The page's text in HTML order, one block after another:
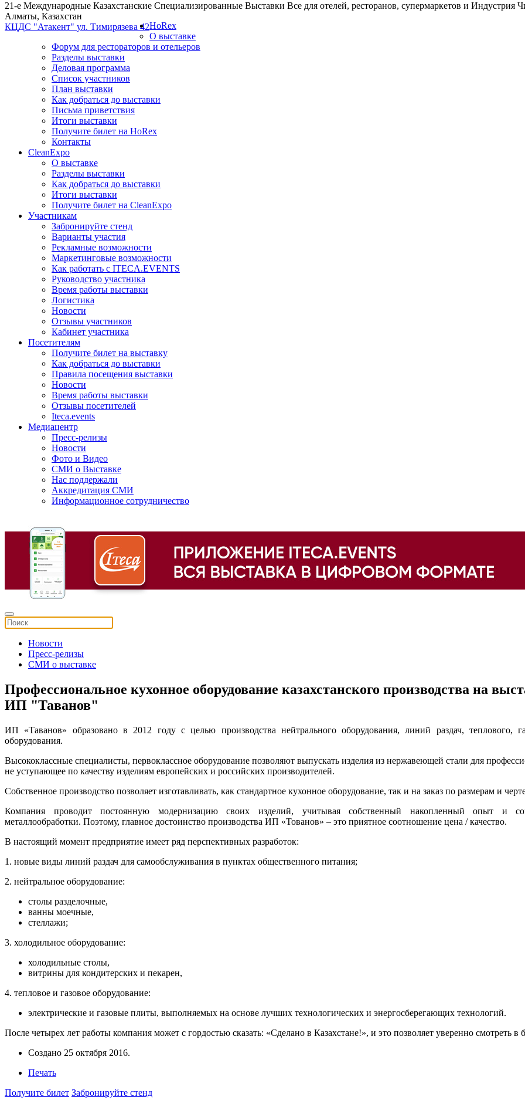
21-е Международные Казахстанские Специализированные Выставки Все для отелей, ресторанов, супермаркетов и Индустрия
Алматы, Казахстан
КЦДС "Атакент" ул. Тимирязева 42HoRex
О выставке
Форум для рестораторов и отельеров
Разделы выставки
Деловая программа
Список участников
План выставки
Как добраться до выставки
Письма приветствия
Итоги выставки
Получите билет на HoRex
Контакты
CleanExpo
О выставке
Разделы выставки
Как добраться до выставки
Итоги выставки
Получите билет на CleanExpo
Участникам
Забронируйте стенд
Варианты участия
Рекламные возможности
Маркетинговые возможности
Как работать с ITECA.EVENTS
Руководство участника
Время работы выставки
Логистика
Новости
Отзывы участников
Кабинет участника
Посетителям
Получите билет на выставку
Как добраться до выставки
Правила посещения выставки
Новости
Время работы выставки
Отзывы посетителей
Iteca.events
Медиацентр
Пресс-релизы
Новости
Фото и Видео
СМИ о Выставке
Нас поддержали
Аккредитация СМИ
Информационное сотрудничество
Новости
Пресс-релизы
СМИ о выставке
Профессиональное кухонное оборудование казахстанского производства на
ИП "Таванов"
ИП «Таванов» образовано в 2012 году с целью производства нейтрального оборудования, линий раздач, теплового,
оборудования.
Высококлассные специалисты, первоклассное оборудование позволяют выпускать изделия из нержавеющей стали для
не уступающее по качеству изделиям европейских и российских производителей.
Собственное производство позволяет изготавливать, как стандартное кухонное оборудование, так и на заказ по размерам и
Компания проводит постоянную модернизацию своих изделий, учитывая собственный накопленный опыт и
металлообработки. Поэтому, главное достоинство производства ИП «Тованов» – это приятное соотношение цена / качество.
В настоящий момент предприятие имеет ряд перспективных разработок:
1. новые виды линий раздач для самообслуживания в пунктах общественного питания;
2. нейтральное оборудование:
столы разделочные,
ванны моечные,
стеллажи;
3. холодильное оборудование:
холодильные столы,
витрины для кондитерских и пекарен,
4. тепловое и газовое оборудование:
электрические и газовые плиты, выполняемых на основе лучших технологических и энергосберегающих технологий.
После четырех лет работы компания может с гордостью сказать: «Сделано в Казахстане!», и это позволяет уверенно смотреть в
Создано 25 октября 2016.
Печать
Получите билет Забронируйте стенд